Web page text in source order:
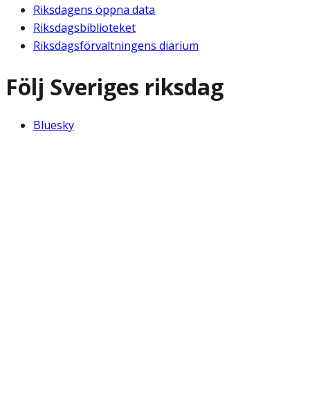
Riksdagens öppna data
Riksdagsbiblioteket
Riksdagsförvaltningens diarium
Följ Sveriges riksdag
Bluesky